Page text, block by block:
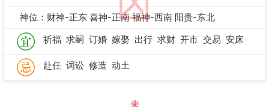
神位：财神-正东 喜神-正南 福神-西南 阳贵-东北
祈福 求嗣 订婚 嫁娶 出行 求财 开市 交易 安床
赴任 词讼 修造 动土
未